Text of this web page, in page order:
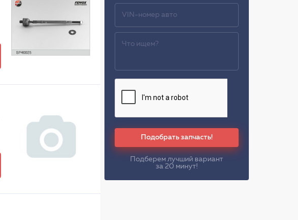
Подобрать запчасть!
Подберем лучший вариант
за 20 минут!